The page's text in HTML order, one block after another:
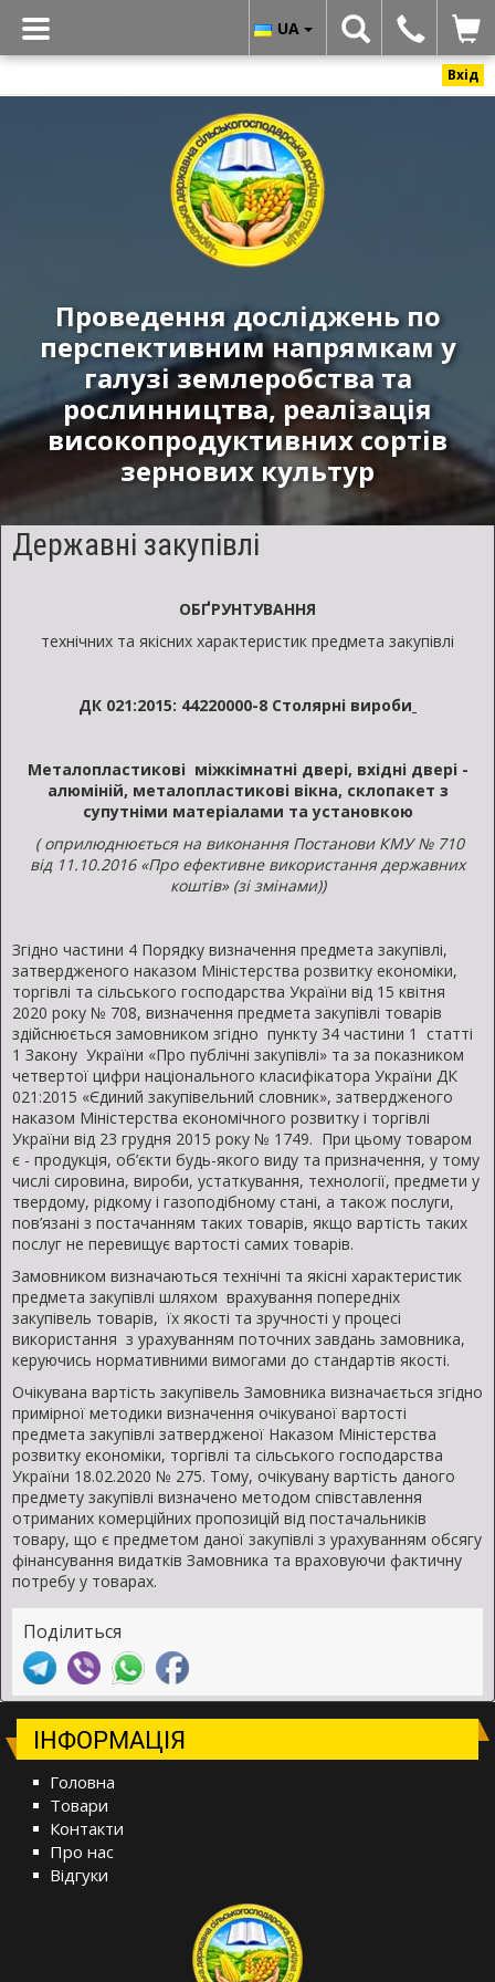
Вхід
сільськогосподарська
НААН»
Реалізація
високоякісних
і
урожайних
сортів
м'якої
та
озимого
кукурудзи,
гороху.
Проведення досліджень по
перспективним напрямкам у
галузі землеробства та
рослинництва, реалізація
високопродуктивних сортів
зернових культур
UA
Державні закупівлі
ОБҐРУНТУВАННЯ
технічних та якісних характеристик предмета закупівлі
ДК 021:2015: 44220000-8 Столярні вироби
Металопластикові міжкімнатні двері, вхідні двері -
алюміній, металопластикові вікна, склопакет з
супутніми матеріалами та установкою
( оприлюднюється на виконання Постанови КМУ № 710
від 11.10.2016 «Про ефективне використання державних
коштів» (зі змінами))
Згідно частини 4 Порядку визначення предмета закупівлі,
затвердженого наказом Міністерства розвитку економіки,
торгівлі та сільського господарства України від 15 квітня
2020 року № 708, визначення предмета закупівлі товарів
здійснюється замовником згідно пункту 34 частини 1 статті
1 Закону України «Про публічні закупівлі» та за показником
четвертої цифри національного класифікатора України ДК
021:2015 «Єдиний закупівельний словник», затвердженого
наказом Міністерства економічного розвитку і торгівлі
України від 23 грудня 2015 року № 1749. При цьому товаром
є - продукція, об’єкти будь-якого виду та призначення, у тому
числі сировина, вироби, устаткування, технології, предмети у
твердому, рідкому і газоподібному стані, а також послуги,
пов’язані з постачанням таких товарів, якщо вартість таких
послуг не перевищує вартості самих товарів.
Замовником визначаються технічні та якісні характеристик
предмета закупівлі шляхом врахування попередніх
закупівель товарів, їх якості та зручності у процесі
використання з урахуванням поточних завдань замовника,
керуючись нормативними вимогами до стандартів якості.
Очікувана вартість закупівель Замовника визначається згідно
примірної методики визначення очікуваної вартості
предмета закупівлі затвердженої Наказом Міністерства
розвитку економіки, торгівлі та сільського господарства
України 18.02.2020 № 275. Тому, очікувану вартість даного
предмету закупівлі визначено методом співставлення
отриманих комерційних пропозицій від постачальників
товару, що є предметом даної закупівлі з урахуванням обсягу
фінансування видатків Замовника та враховуючи фактичну
потребу у товарах.
Поділиться
ІНФОРМАЦІЯ
Головна
Товари
Контакти
Про нас
Відгуки